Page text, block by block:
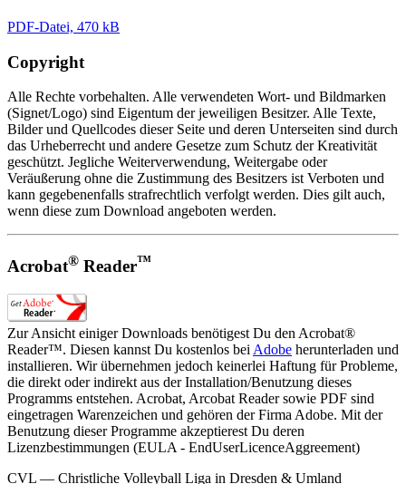
PDF-Datei, 470 kB
Copyright
Alle Rechte vorbehalten. Alle verwendeten Wort- und Bildmarken
(Signet/Logo) sind Eigentum der jeweiligen Besitzer. Alle Texte,
Bilder und Quellcodes dieser Seite und deren Unterseiten sind durch
das Urheberrecht und andere Gesetze zum Schutz der Kreativität
geschützt. Jegliche Weiterverwendung, Weitergabe oder
Veräußerung ohne die Zustimmung des Besitzers ist Verboten und
kann gegebenenfalls strafrechtlich verfolgt werden. Dies gilt auch,
wenn diese zum Download angeboten werden.
Acrobat® Reader™
Zur Ansicht einiger Downloads benötigest Du den Acrobat®
Reader™. Diesen kannst Du kostenlos bei Adobe herunterladen und
installieren. Wir übernehmen jedoch keinerlei Haftung für Probleme,
die direkt oder indirekt aus der Installation/Benutzung dieses
Programms entstehen. Acrobat, Arcobat Reader sowie PDF sind
eingetragen Warenzeichen und gehören der Firma Adobe. Mit der
Benutzung dieser Programme akzeptierest Du deren
Lizenzbestimmungen (EULA - EndUserLicenceAggreement)
CVL — Christliche Volleyball Liga in Dresden & Umland